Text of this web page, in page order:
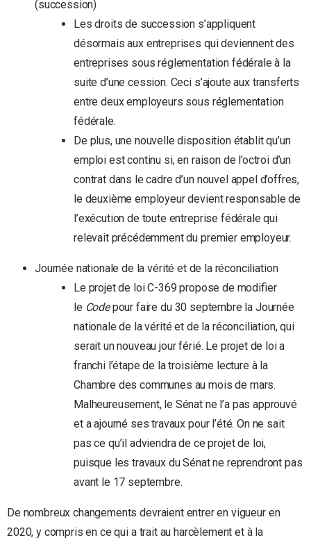
(succession)
Les droits de succession s’appliquent
désormais aux entreprises qui deviennent des
entreprises sous réglementation fédérale à la
suite d’une cession. Ceci s’ajoute aux transferts
entre deux employeurs sous réglementation
fédérale.
De plus, une nouvelle disposition établit qu’un
emploi est continu si, en raison de l’octroi d’un
contrat dans le cadre d’un nouvel appel d’offres,
le deuxième employeur devient responsable de
l’exécution de toute entreprise fédérale qui
relevait précédemment du premier employeur.
Journée nationale de la vérité et de la réconciliation
Le projet de loi C-369 propose de modifier
le Codepour faire du 30 septembre la Journée
nationale de la vérité et de la réconciliation, qui
serait un nouveau jour férié. Le projet de loi a
franchi l’étape de la troisième lecture à la
Chambre des communes au mois de mars.
Malheureusement, le Sénat ne l’a pas approuvé
et a ajourné ses travaux pour l’été. On ne sait
pas ce qu’il adviendra de ce projet de loi,
puisque les travaux du Sénat ne reprendront pas
avant le 17 septembre.
De nombreux changements devraient entrer en vigueur en
2020, y compris en ce qui a trait au harcèlement et à la